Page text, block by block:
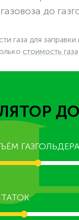
до
газа для заправки
стоимость газа
ГАЗГОЛЬДЕРА